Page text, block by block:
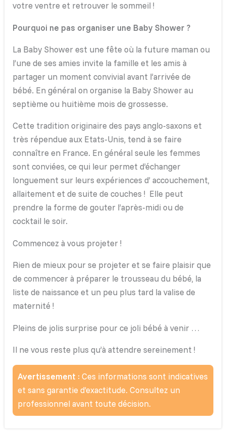
votre ventre et retrouver le sommeil !
Pourquoi ne pas organiser une Baby Shower ?
La Baby Shower est une fête où la future maman ou
l’une de ses amies invite la famille et les amis à
partager un moment convivial avant l’arrivée de
bébé. En général on organise la Baby Shower au
septième ou huitième mois de grossesse.
Cette tradition originaire des pays anglo-saxons et
très répendue aux Etats-Unis, tend à se faire
connaître en France. En général seule les femmes
sont conviées, ce qui leur permet d’échanger
longuement sur leurs expériences d’ accouchement,
allaitement et de suite de couches ! Elle peut
prendre la forme de gouter l’après-midi ou de
cocktail le soir.
Commencez à vous projeter !
Rien de mieux pour se projeter et se faire plaisir que
de commencer à préparer le trousseau du bébé, la
liste de naissance et un peu plus tard la valise de
maternité !
Pleins de jolis surprise pour ce joli bébé à venir …
Il ne vous reste plus qu’à attendre sereinement !
Avertissement : Ces informations sont indicatives
et sans garantie d’exactitude. Consultez un
professionnel avant toute décision.